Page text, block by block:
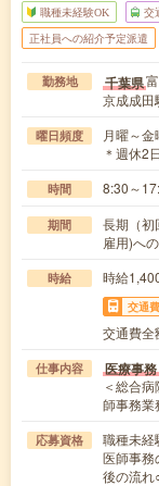
職種未経験OK 交
正社員への紹介予定派遣
勤務地 千葉県
京成成田
曜日頻度
月曜～
＊週休2
時間 8:30～
期間
長期（初
雇用)へ
時給 時給
交通費
交通費全
仕事内容 医療事
＜総合
師事務
応募資格
職種未経
医師事
後の流